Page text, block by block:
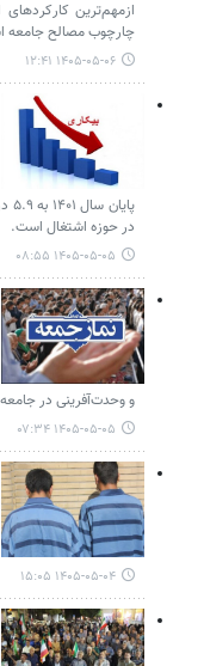
ازمهم‌ترین
چارچوب مصالح جامعه
۱۴۰۵-۰۵-۰۶ ۱۲:۴۱
در حوزه اشتغال است.
۱۴۰۵-۰۵-۰۵ ۰۸:۵۵
و وحدت‌آفرینی در
۱۴۰۵-۰۵-۰۵ ۰۷:۳۴
۱۴۰۵-۰۵-۰۴ ۱۵:۰۵